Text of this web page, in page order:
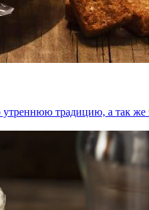
утреннюю традицию, а так